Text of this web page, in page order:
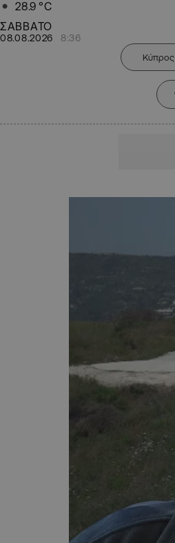
28.9 °C
ΣΑΒΒΑΤΟ
08.08.2026 8:36
Κύπρος